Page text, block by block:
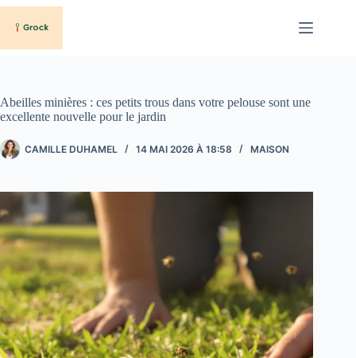
Passer
contenu
Abeilles minières : ces petits trous dans votre pelouse sont une
excellente nouvelle pour le jardin
CAMILLE DUHAMEL 14 MAI 2026 À 18:58 MAISON